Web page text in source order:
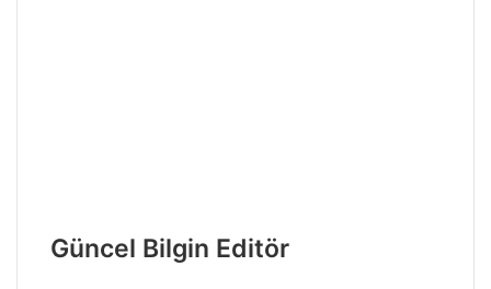
Güncel Bilgin Editör